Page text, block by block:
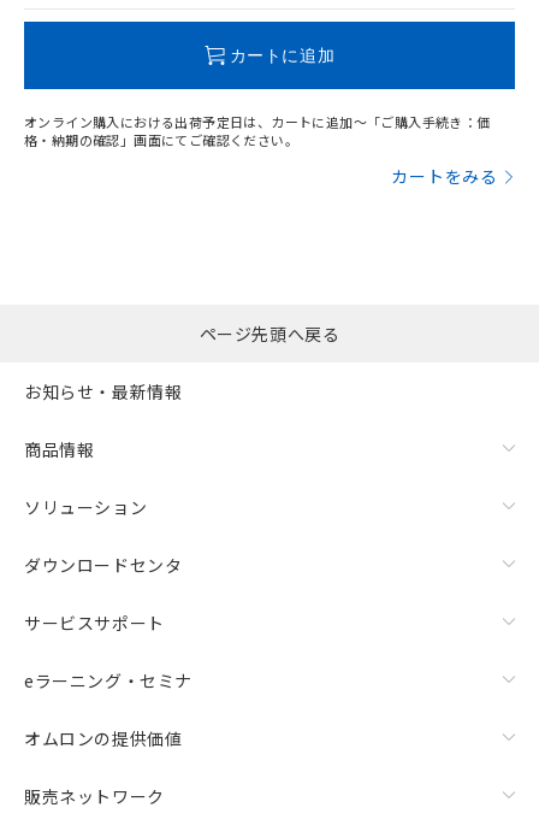
カートに追加
オンライン購入における出荷予定日は、カートに追加～「ご購入手続き：価
格・納期の確認」画面にてご確認ください。
カートをみる
ページ先頭へ戻る
お知らせ・最新情報
商品情報
ソリューション
ダウンロードセンタ
サービスサポート
eラーニング・セミナ
オムロンの提供価値
販売ネットワーク